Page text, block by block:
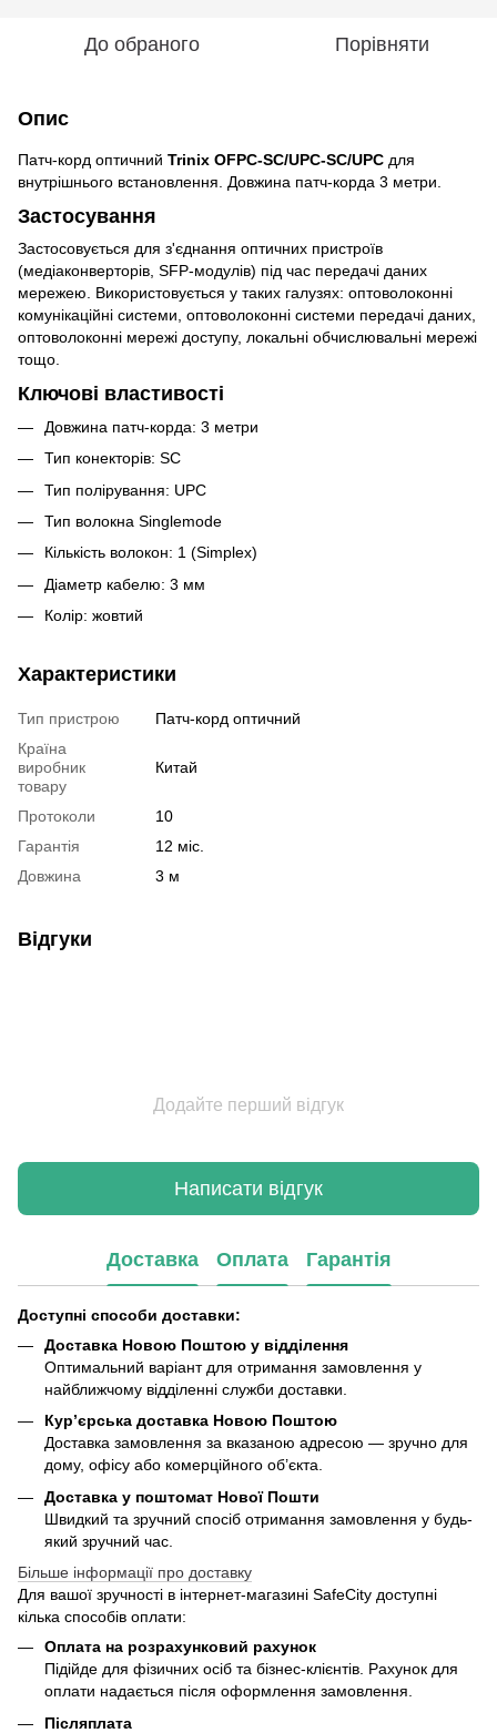
До обраного Порівняти
Опис
Патч-корд оптичний Trinix OFPC-SC/UPC-SC/UPC для
внутрішнього встановлення. Довжина патч-корда 3 метри.
Застосування
Застосовується для з'єднання оптичних пристроїв
(медіаконверторів, SFP-модулів) під час передачі даних
мережею. Використовується у таких галузях: оптоволоконні
комунікаційні системи, оптоволоконні системи передачі даних,
оптоволоконні мережі доступу, локальні обчислювальні мережі
тощо.
Ключові властивості
Довжина патч-корда: 3 метри
Тип конекторів: SC
Тип полірування: UPC
Тип волокна Singlemode
Кількість волокон: 1 (Simplex)
Діаметр кабелю: 3 мм
Колір: жовтий
Характеристики
Тип пристрою
Патч-корд оптичний
Країна
виробник
товару
Китай
Протоколи
10
Гарантія
12 міс.
Довжина
3 м
Відгуки
Додайте перший відгук
Написати відгук
Доставка Оплата Гарантія
Доступні способи доставки:
Доставка Новою Поштою у відділення
Оптимальний варіант для отримання замовлення у
найближчому відділенні служби доставки.
Кур’єрська доставка Новою Поштою
Доставка замовлення за вказаною адресою — зручно для
дому, офісу або комерційного об’єкта.
Доставка у поштомат Нової Пошти
Швидкий та зручний спосіб отримання замовлення у будь-
який зручний час.
Більше інформації про доставку
Для вашої зручності в інтернет-магазині SafeCity доступні
кілька способів оплати:
Оплата на розрахунковий рахунок
Підійде для фізичних осіб та бізнес-клієнтів. Рахунок для
оплати надається після оформлення замовлення.
Післяплата